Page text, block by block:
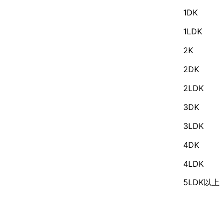
1DK
1LDK
2K
2DK
2LDK
3DK
3LDK
4DK
4LDK
5LDK以上